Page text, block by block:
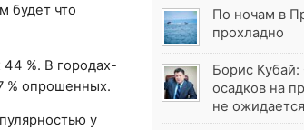
будет что
%. В городах-
% опрошенных.
у
По ночам в
прохладно
Борис
осадков на
не ожидается